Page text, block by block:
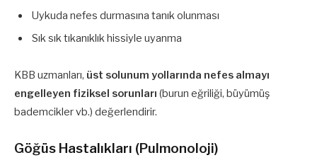
Uykuda nefes durmasına tanık olunması
Sık sık tıkanıklık hissiyle uyanma
KBB uzmanları, üst solunum yollarında nefes almayı
engelleyen fiziksel sorunları (burun eğriliği, büyümüş
bademcikler vb.) değerlendirir.
Göğüs Hastalıkları (Pulmonoloji)